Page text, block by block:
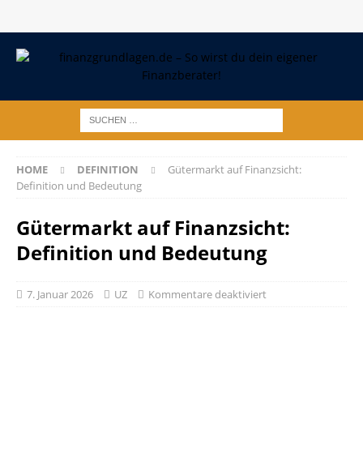
HOME DEFINITION
Gütermarkt auf Finanzsicht:
Definition und Bedeutung
Gütermarkt auf Finanzsicht:
Definition und Bedeutung
7. Januar 2026 UZ Kommentare deaktiviert